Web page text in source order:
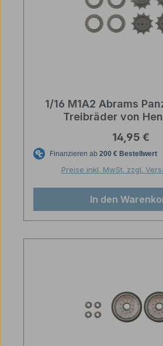
1/16 M1A2 Abrams
Treibräder von
Regulärer
14,95 €
Preise inkl. MwSt. zzgl.
In den